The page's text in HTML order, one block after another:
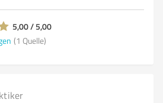
5,00 / 5,00
(1 Quelle)